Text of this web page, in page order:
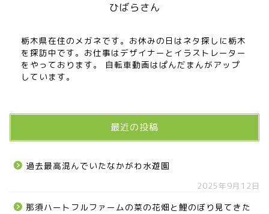
ひばらさん
栃木県在住のメガネです。お休みの日はネタ探しに栃木
を探訪中です。お仕事はデザイナーとイラストレーター
をやっております。 自転車動画はぱんだまんがアップ
しています。
最近の投稿
過去最高混んでいたなかがわ水遊園
2025年9月12日
那須ハートフルファームの菜の花畑と鯉のぼり見てきた